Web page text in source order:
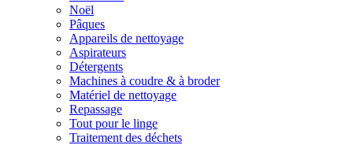
Noël
Pâques
Appareils de nettoyage
Aspirateurs
Détergents
Machines à coudre & à broder
Matériel de nettoyage
Repassage
Tout pour le linge
Traitement des déchets